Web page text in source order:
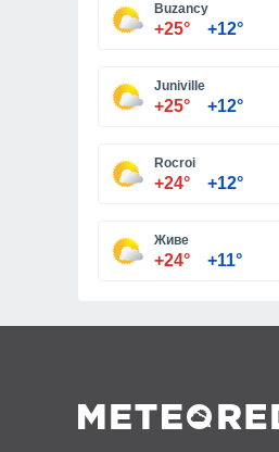
Buzancy
+25° +12°
Juniville
+25° +12°
Rocroi
+24° +12°
Живе
+24° +11°